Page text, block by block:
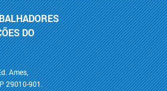
DO
Ames,
29010-901.